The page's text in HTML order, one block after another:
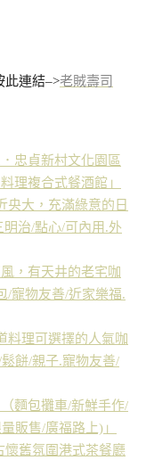
此連結–>老賊壽司
忠貞新村文化園區
理複合式餐酒館」
央大，充滿綠意的日
治/點心/可內用.外
，有天井的老宅咖
/寵物友善/近家樂福.
料理可選擇的人氣咖
餅/親子.寵物友善/
麵包攤車/新鮮手作/
販售/廣福路上)」
懷舊氛圍港式茶餐廳